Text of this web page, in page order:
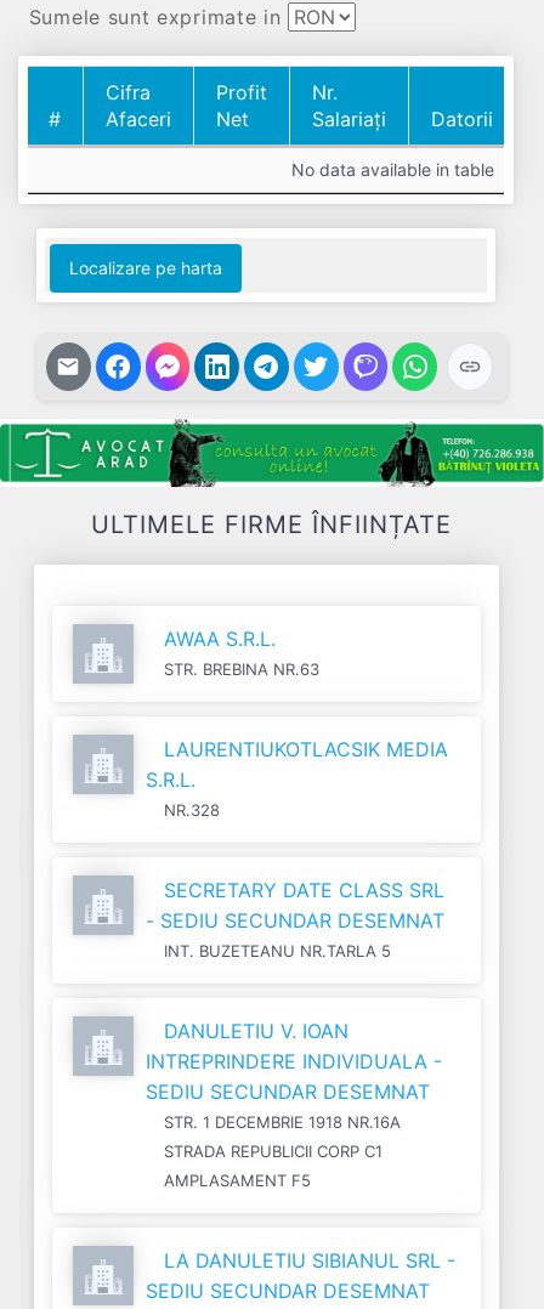
Sumele sunt exprimate in
#
Cifra
Afaceri
Profit
Net
Nr.
Salariați
Datorii
Afaceri
Net
Nr.
Salariați
Datorii
No data available in table
Localizare pe harta
ULTIMELE FIRME ÎNFIINȚATE
AWAA S.R.L.
STR. BREBINA NR.63
LAURENTIUKOTLACSIK MEDIA
S.R.L.
NR.328
SECRETARY DATE CLASS SRL
- SEDIU SECUNDAR DESEMNAT
INT. BUZETEANU NR.TARLA 5
DANULETIU V. IOAN
INTREPRINDERE INDIVIDUALA -
SEDIU SECUNDAR DESEMNAT
STR. 1 DECEMBRIE 1918 NR.16A
STRADA REPUBLICII CORP C1
AMPLASAMENT F5
LA DANULETIU SIBIANUL SRL -
SEDIU SECUNDAR DESEMNAT